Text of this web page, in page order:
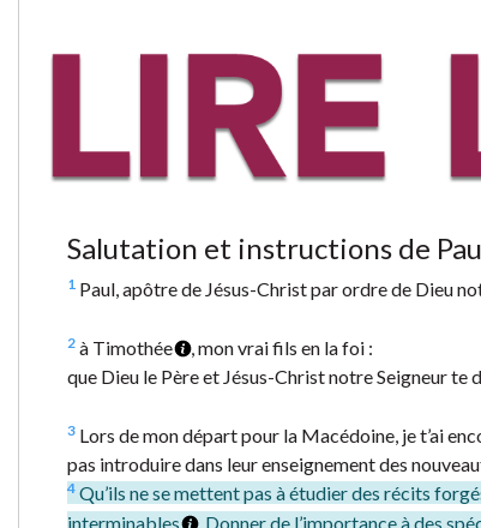
Salutation et instructions de
1 Paul, apôtre de Jésus-Christ par ordre de Dieu
2 à Timothée
, mon vrai fils en la foi :
que Dieu le Père et Jésus-Christ notre Seigneur te
3 Lors de mon départ pour la Macédoine, je t’ai
pas introduire dans leur enseignement des
4 Qu’ils ne se mettent pas à étudier des récits
interminables
. Donner de l’importance à des